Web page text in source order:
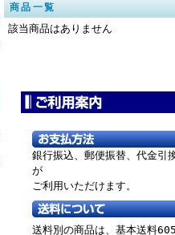
商品一覧
該当商品はありません
銀行振込、郵便振替、 代金引
が
ご利用いただけます。
送料別の商品は、基本送料